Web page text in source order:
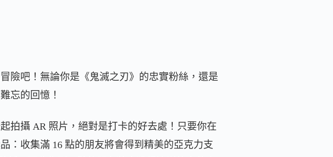
險吧！無論你是《鬼滅之刃》的忠實粉絲，還是
忘的回憶！
拍攝 AR 照片，絕對是打卡的好去處！只要你在
：收集滿 16 點的朋友將會得到精美的亞克力支